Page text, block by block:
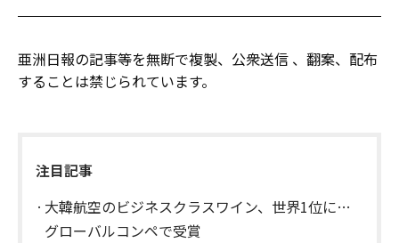
亜洲日報の記事等を無断で複製、公衆送信 、翻案、配布
することは禁じられています。
注目記事
大韓航空のビジネスクラスワイン、世界1位に…
グローバルコンペで受賞